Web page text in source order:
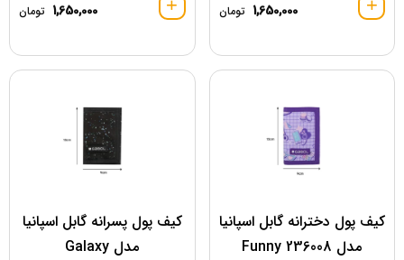
1,650,000 تومان 1,650,000 تومان
کیف پول دخترانه گابل اسپانیا
مدل 236008 Funny
کیف پول پسرانه گابل اسپانیا
مدل Galaxy